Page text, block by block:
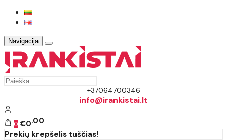
Navigacija
+37064700346
info@irankistai.lt
0 €0 00
Prekių krepšelis tuščias!